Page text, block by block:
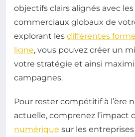
objectifs clairs alignés avec
commerciaux globaux de
explorant les différentes
ligne, vous pouvez créer un
votre stratégie et ainsi
campagnes.
Pour rester compétitif à l’ère
actuelle, comprenez l’impact
numérique sur les